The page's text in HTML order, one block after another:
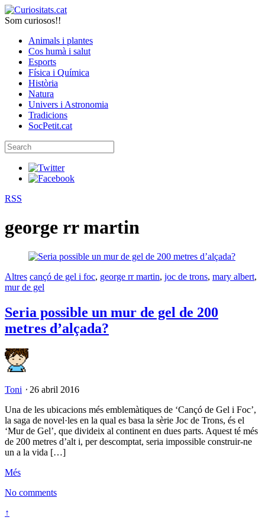
Som curiosos!!
Animals i plantes
Cos humà i salut
Esports
Física i Química
Història
Natura
Univers i Astronomia
Tradicions
SocPetit.cat
RSS
george rr martin
Altres cançó de gel i foc, george rr martin, joc de trons, mary albert,
mur de gel
Seria possible un mur de gel de 200
metres d’alçada?
Toni ⋅ 26 abril 2016
Una de les ubicacions més emblemàtiques de ‘Cançó de Gel i Foc’,
la saga de novel·les en la qual es basa la sèrie Joc de Trons, és el
‘Mur de Gel’, que divideix al continent en dues parts. Aquest té més
de 200 metres d’alt i, per descomptat, seria impossible construir-ne
un a la vida […]
Més
No comments
↑